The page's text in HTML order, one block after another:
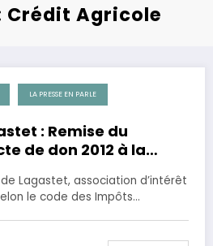
Crédit Agricole
LA PRESSE EN PARLE
: Remise du
de don 2012 à la
de Lagastet, association d’intérêt
le code des Impôts…